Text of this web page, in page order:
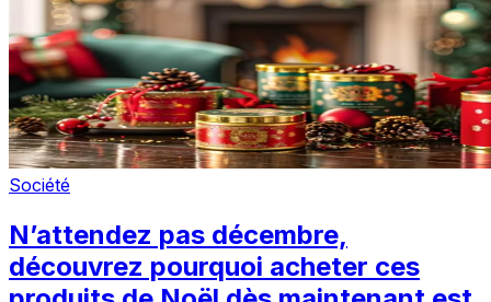
Société
N’attendez pas décembre,
découvrez pourquoi acheter ces